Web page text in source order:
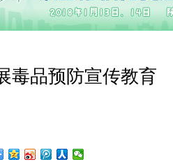
毒品预防宣传教育